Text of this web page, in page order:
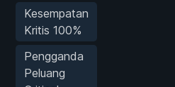
Kesempatan
Kritis 100%
Pengganda
Peluang